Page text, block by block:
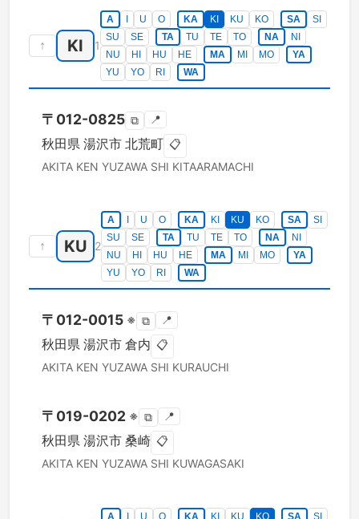
↑ KI 1
A U O KA KI KU KO SA
SI
SU
SE TA TU TE TO NA
NI
NU
HI HU HE MA MI MO
YA
YU
YO RI WA
〒 012-0825 ⧉ 📍
秋田県 湯沢市 北荒町 📋
AKITA KEN YUZAWA SHI KITAARAMACHI
↑ KU 2
A U O KA KI KU KO SA
SI
SU
SE TA TU TE TO NA
NI
NU
HI HU HE MA MI MO
YA
YU
YO RI WA
〒 012-0015 ※ ⧉ 📍
秋田県 湯沢市 倉内 📋
AKITA KEN YUZAWA SHI KURAUCHI
〒 019-0202 ※ ⧉ 📍
秋田県 湯沢市 桑崎 📋
AKITA KEN YUZAWA SHI KUWAGASAKI
A U O KA KI KU KO SA
SI